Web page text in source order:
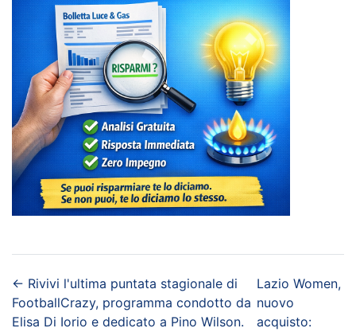
← Rivivi l'ultima puntata stagionale di
FootballCrazy, programma condotto da
Elisa Di Iorio e dedicato a Pino Wilson.
Lazio Women,
nuovo
acquisto: